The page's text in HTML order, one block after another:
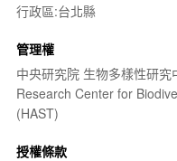
行政區:台北縣
管理權
中央研究院 生物多樣性研
Research Center for
(HAST)
授權條款